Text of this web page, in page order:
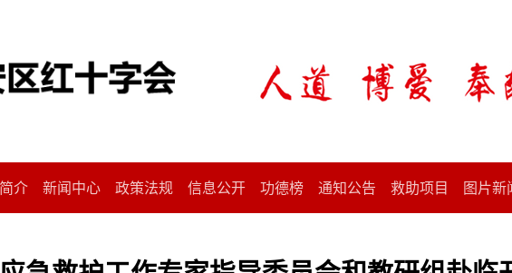
介 新闻中心 政策法规 信息公开 功德榜 通知公告 救助项目 图片新